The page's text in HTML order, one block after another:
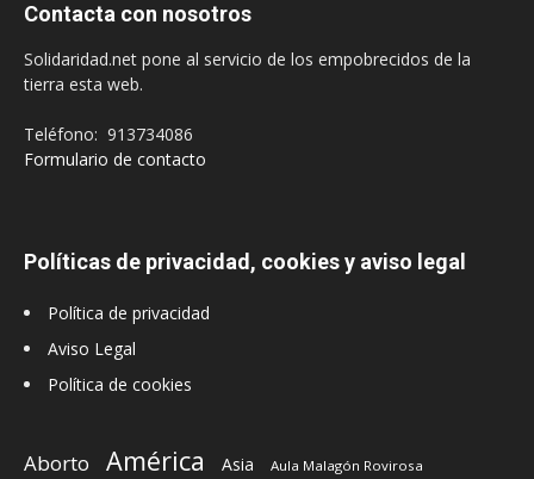
Contacta con nosotros
Solidaridad.net pone al servicio de los empobrecidos de la
tierra esta web.
Teléfono: 913734086
Formulario de contacto
Políticas de privacidad, cookies y aviso legal
Política de privacidad
Aviso Legal
Política de cookies
Aborto América Asia Aula Malagón Rovirosa